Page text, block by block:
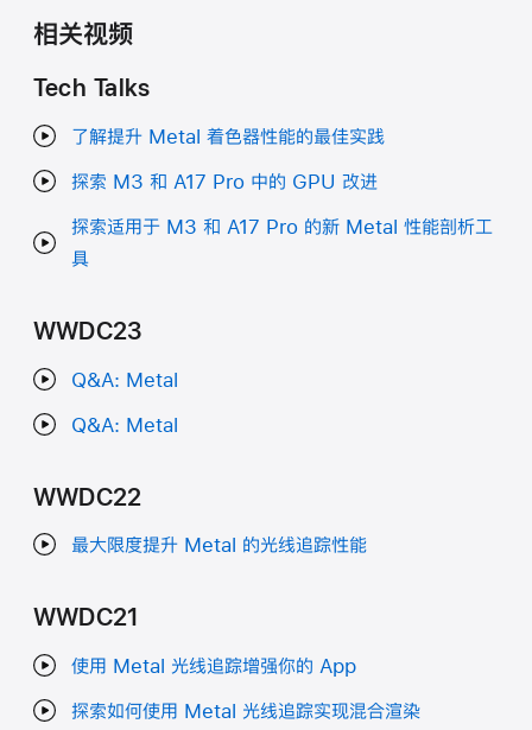
相关视频
Tech Talks
了解提升 Metal 着色器性能的最佳实践
探索 M3 和 A17 Pro 中的 GPU 改进
探索适用于 M3 和 A17 Pro 的新 Metal 性能剖析工
具
WWDC23
Q&A: Metal
Q&A: Metal
WWDC22
最大限度提升 Metal 的光线追踪性能
WWDC21
使用 Metal 光线追踪增强你的 App
探索如何使用 Metal 光线追踪实现混合渲染